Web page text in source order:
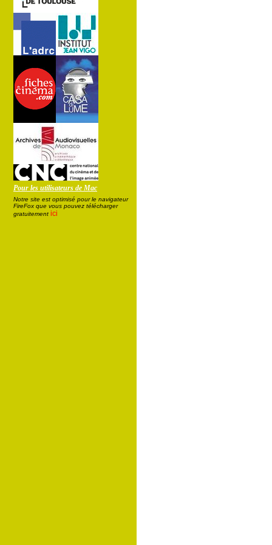
Pour les utilisateurs de Mac
Notre site est optimisé pour le navigateur
FireFox que vous pouvez télécharger
gratuitement ici